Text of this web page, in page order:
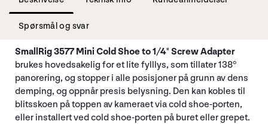
Spørsmål og svar
SmallRig 3577 Mini Cold Shoe to 1/4" Screw Adapter
brukes hovedsakelig for et lite fylllys, som tillater 138°
panorering, og stopper i alle posisjoner på grunn av dens
demping, og oppnår presis belysning. Den kan kobles til
blitsskoen på toppen av kameraet via cold shoe-porten,
eller installert ved cold shoe-porten på buret eller grepet.